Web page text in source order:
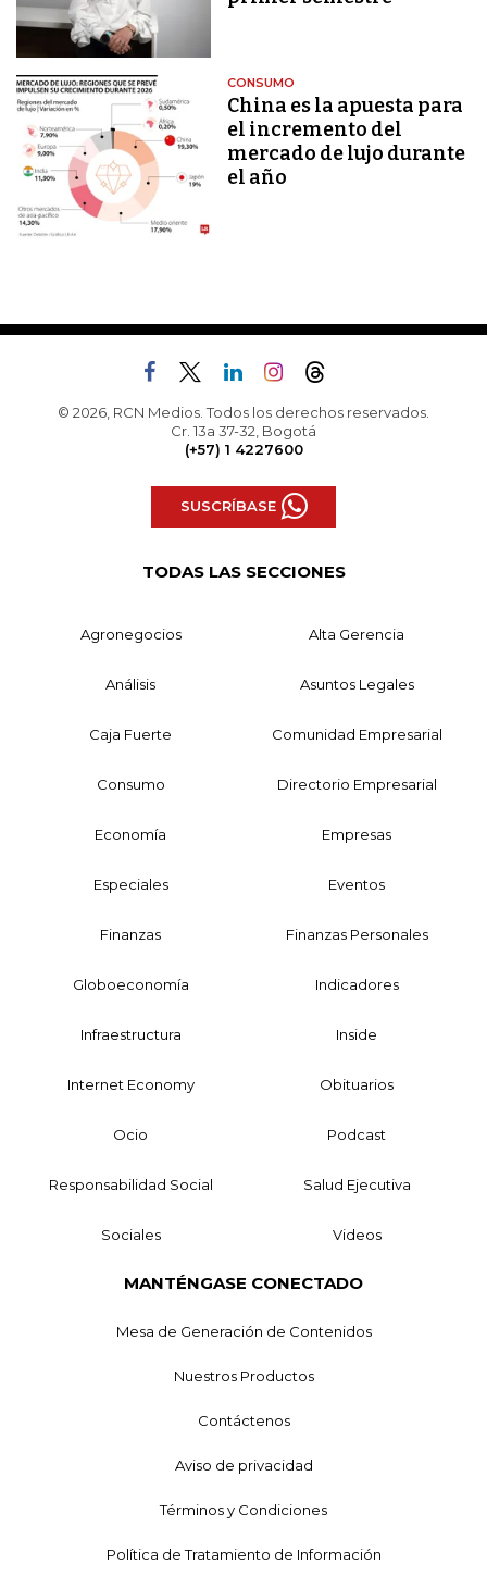
CONSUMO
China es la apuesta para
el incremento del
mercado de lujo durante
el año
© 2026, RCN Medios. Todos los derechos reservados.
Cr. 13a 37-32, Bogotá
(+57) 1 4227600
SUSCRÍBASE
TODAS LAS SECCIONES
Agronegocios Alta Gerencia
Análisis Asuntos Legales
Caja Fuerte Comunidad Empresarial
Consumo Directorio Empresarial
Economía Empresas
Especiales Eventos
Finanzas Finanzas Personales
Globoeconomía Indicadores
Infraestructura Inside
Internet Economy Obituarios
Ocio Podcast
Responsabilidad Social Salud Ejecutiva
Sociales Videos
MANTÉNGASE CONECTADO
Mesa de Generación de Contenidos
Nuestros Productos
Contáctenos
Aviso de privacidad
Términos y Condiciones
Política de Tratamiento de Información